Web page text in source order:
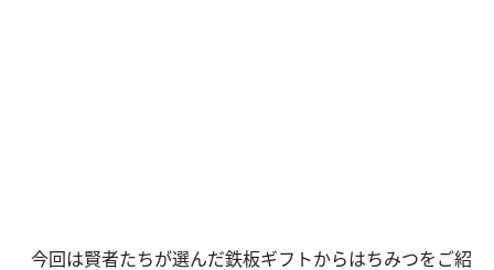
今回は賢者たちが選んだ鉄板ギフトからはちみつをご紹